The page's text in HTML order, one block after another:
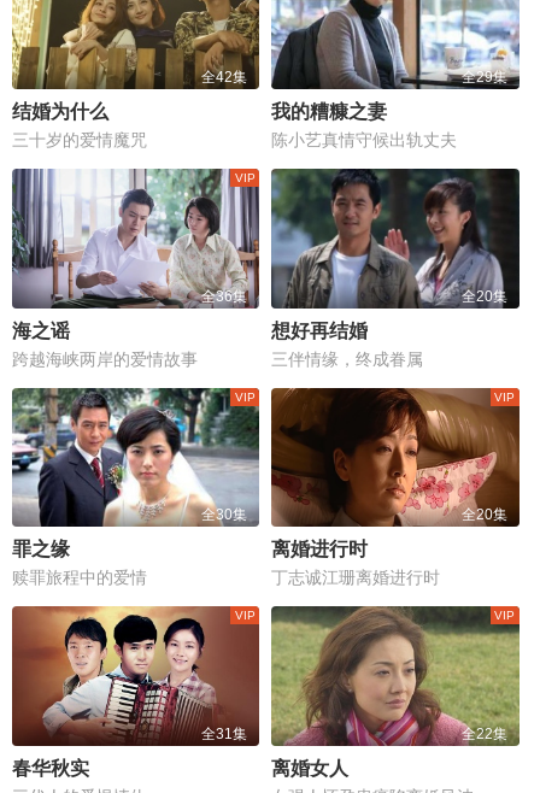
全42集
结婚为什么
三十岁的爱情魔咒
全29集
我的糟糠之妻
陈小艺真情守候出轨丈夫
全36集
海之谣
跨越海峡两岸的爱情故事
全20集
想好再结婚
三伴情缘，终成眷属
全30集
罪之缘
赎罪旅程中的爱情
全20集
离婚进行时
丁志诚江珊离婚进行时
全31集
春华秋实
全22集
离婚女人